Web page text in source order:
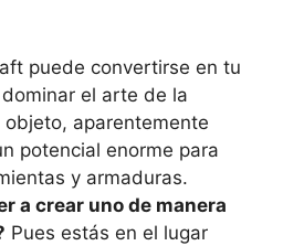
‍puede convertirse​ en tu
⁤el arte de la
objeto,‌ aparentemente
potencial⁢ enorme para
y armaduras.
a ⁣crear‌ uno de manera
Pues estás en el lugar